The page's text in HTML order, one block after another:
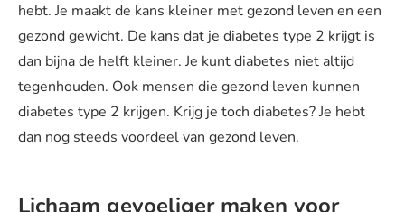
hebt. Je maakt de kans kleiner met gezond leven en een
gezond gewicht. De kans dat je diabetes type 2 krijgt is
dan bijna de helft kleiner. Je kunt diabetes niet altijd
tegenhouden. Ook mensen die gezond leven kunnen
diabetes type 2 krijgen. Krijg je toch diabetes? Je hebt
dan nog steeds voordeel van gezond leven.
Lichaam gevoeliger maken voor